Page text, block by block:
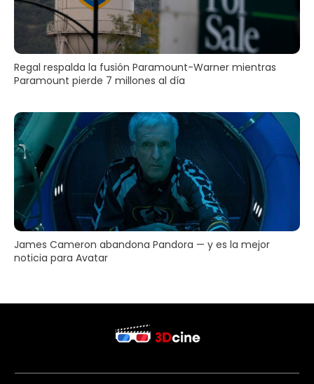
Regal respalda la fusión Paramount-Warner mientras
Paramount pierde 7 millones al día
James Cameron abandona Pandora — y es la mejor
noticia para Avatar